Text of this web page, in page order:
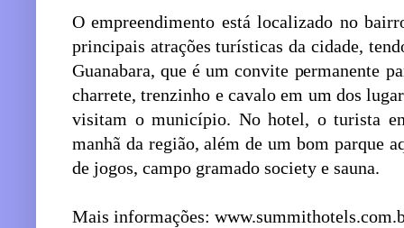
O empreendimento está localizado no
principais atrações turísticas da cidade,
Guanabara, que é um convite permanente
charrete, trenzinho e cavalo em um dos
visitam o município. No hotel, o turista
manhã da região, além de um bom parque
de jogos, campo gramado society e sauna.
Mais informações: